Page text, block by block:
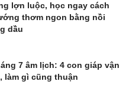
lợn luộc, học ngay cách
thơm ngon bằng nồi
dầu
7 âm lịch: 4 con giáp vận
làm gì cũng thuận